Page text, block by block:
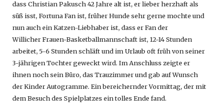
dass Christian Pakusch 42 Jahre alt ist, er lieber herzhaft als
süß isst, Fortuna Fan ist, früher Hunde sehr gerne mochte und
nun auch ein Katzen-Liebhaber ist, dass er Fan der
Willicher Frauen-Basketballmannschaft ist, 12-14 Stunden
arbeitet, 5-6 Stunden schläft und im Urlaub oft früh von seiner
3-jährigen Tochter geweckt wird. Im Anschluss zeigte er
ihnen noch sein Büro, das Trauzimmer und gab auf Wunsch
der Kinder Autogramme. Ein bereichernder Vormittag, der mit
dem Besuch des Spielplatzes ein tolles Ende fand.